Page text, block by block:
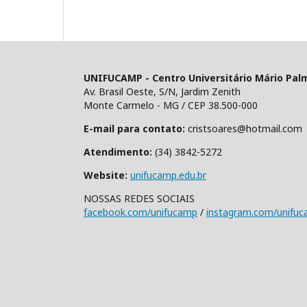
UNIFUCAMP - Centro Universitário Mário
Av. Brasil Oeste, S/N, Jardim Zenith
Monte Carmelo - MG / CEP 38.500-000
E-mail para contato: cristsoares@hotmail.com
Atendimento: (34) 3842-5272
Website: unifucamp.edu.br
NOSSAS REDES SOCIAIS
facebook.com/unifucamp / instagram.com/